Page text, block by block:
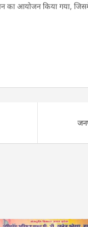
आयोजन किया गया, जिसमें